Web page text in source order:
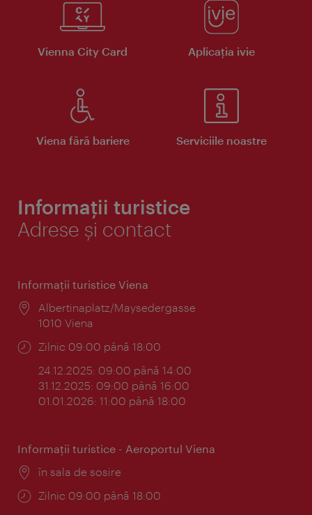
Vienna City Card Aplicaţia ivie
Viena fără bariere Serviciile noastre
Informații turistice
Adrese și contact
Informaţii turistice Viena
Locul:
Albertinaplatz/Maysedergasse
1010 Viena
Program:
Zilnic 09:00 până 18:00
24.12.2025: 09:00 până 14:00
31.12.2025: 09:00 până 16:00
01.01.2026: 11:00 până 18:00
Informaţii turistice - Aeroportul Viena
Locul:
în sala de sosire
Program:
Zilnic 09:00 până 18:00